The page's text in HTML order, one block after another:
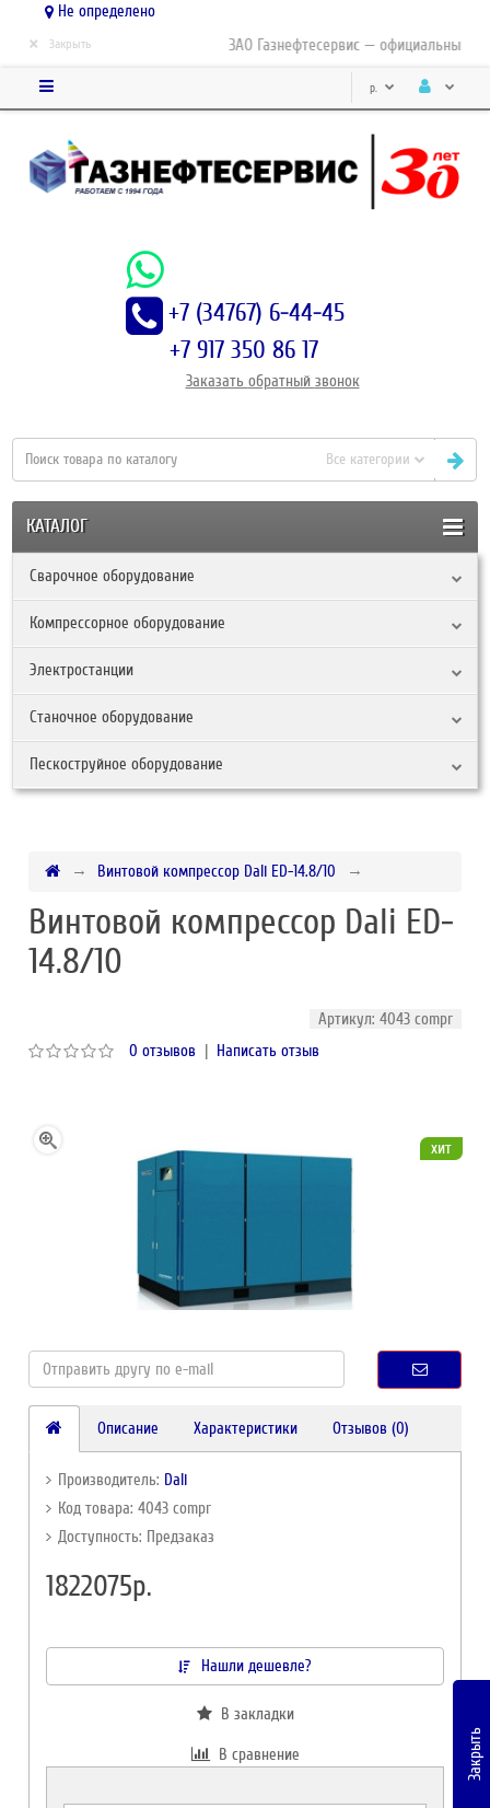
Не определено
ЗАО Газнефтесервис — официальный
× Закрыть
р.
+7 (34767) 6-44-45
+7 917 350 86 17
Заказать обратный звонок
Все категории
КАТАЛОГ
Сварочное оборудование
Компрессорное оборудование
Электростанции
Станочное оборудование
Пескоструйное оборудование
Винтовой компрессор Dali ED-14.8/10
Винтовой компрессор Dali ED-
14.8/10
Артикул: 4043 compr
0 отзывов | Написать отзыв
хит
Описание Характеристики Отзывов (0)
Производитель: Dali
Код товара: 4043 compr
Доступность: Предзаказ
1822075р.
Нашли дешевле?
В закладки
В сравнение Закрыть